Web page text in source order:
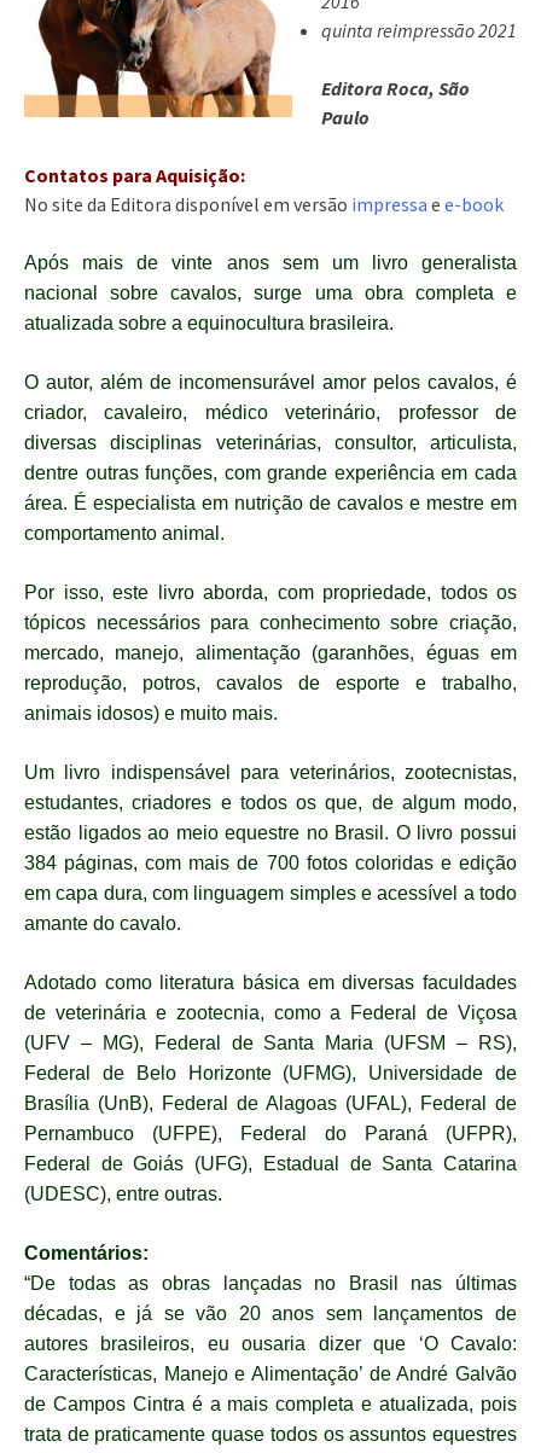
quinta reimpressão 2021
Editora Roca, São
Paulo
Contatos para Aquisição:
No site da Editora disponível em versão impressa e e-book
Após mais de vinte anos sem um livro generalista
nacional sobre cavalos, surge uma obra completa e
atualizada sobre a equinocultura brasileira.
O autor, além de incomensurável amor pelos cavalos, é
criador, cavaleiro, médico veterinário, professor de
diversas disciplinas veterinárias, consultor, articulista,
dentre outras funções, com grande experiência em cada
área. É especialista em nutrição de cavalos e mestre em
comportamento animal.
Por isso, este livro aborda, com propriedade, todos os
tópicos necessários para conhecimento sobre criação,
mercado, manejo, alimentação (garanhões, éguas em
reprodução, potros, cavalos de esporte e trabalho,
animais idosos) e muito mais.
Um livro indispensável para veterinários, zootecnistas,
estudantes, criadores e todos os que, de algum modo,
estão ligados ao meio equestre no Brasil. O livro possui
384 páginas, com mais de 700 fotos coloridas e edição
em capa dura, com linguagem simples e acessível a todo
amante do cavalo.
Adotado como literatura básica em diversas faculdades
de veterinária e zootecnia, como a Federal de Viçosa
(UFV – MG), Federal de Santa Maria (UFSM – RS),
Federal de Belo Horizonte (UFMG), Universidade de
Brasília (UnB), Federal de Alagoas (UFAL), Federal de
Pernambuco (UFPE), Federal do Paraná (UFPR),
Federal de Goiás (UFG), Estadual de Santa Catarina
(UDESC), entre outras.
Comentários:
“De todas as obras lançadas no Brasil nas últimas
décadas, e já se vão 20 anos sem lançamentos de
autores brasileiros, eu ousaria dizer que ‘O Cavalo:
Características, Manejo e Alimentação’ de André Galvão
de Campos Cintra é a mais completa e atualizada, pois
trata de praticamente quase todos os assuntos equestres